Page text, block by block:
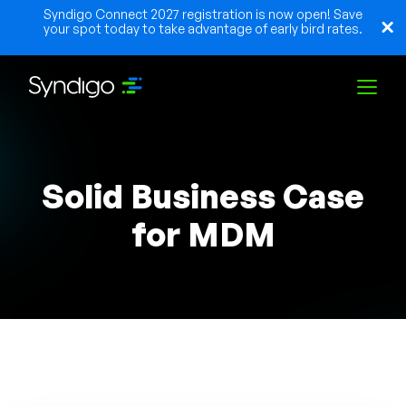
Syndigo Connect 2027 registration is now open! Save
your spot today to take advantage of early bird rates.
Solid Business Case
for MDM